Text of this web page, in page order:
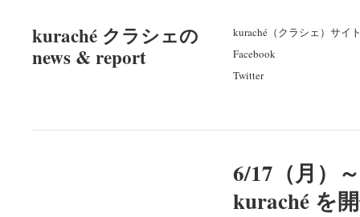
kuraché クラシェの
news & report
kuraché（クラシェ）サイ
Facebook
Twitter
6/17（月）
kuraché を